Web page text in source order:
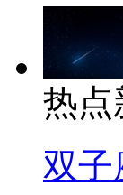
热点
双子